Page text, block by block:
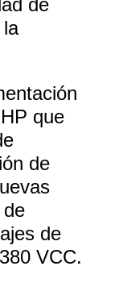
que
de
de
VCC.